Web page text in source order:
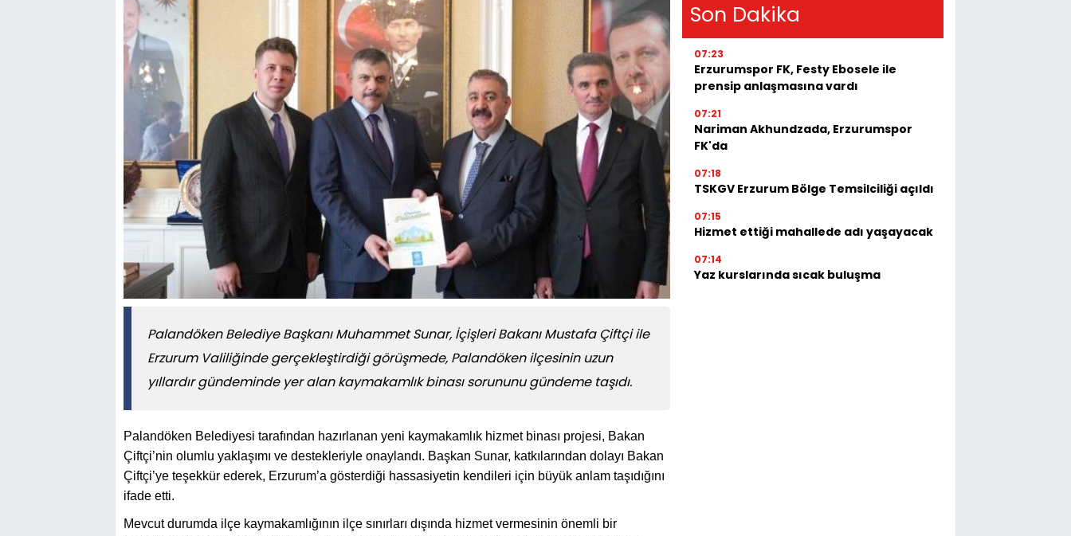
Palandöken Belediye Başkanı Muhammet Sunar, İçişleri Bakanı Mustafa Çiftçi ile
Erzurum Valiliğinde gerçekleştirdiği görüşmede, Palandöken ilçesinin uzun
yıllardır gündeminde yer alan kaymakamlık binası sorununu gündeme taşıdı.
Palandöken Belediyesi tarafından hazırlanan yeni kaymakamlık hizmet binası projesi, Bakan
Çiftçi’nin olumlu yaklaşımı ve destekleriyle onaylandı. Başkan Sunar, katkılarından dolayı Bakan
Çiftçi’ye teşekkür ederek, Erzurum’a gösterdiği hassasiyetin kendileri için büyük anlam taşıdığını
ifade etti.
Mevcut durumda ilçe kaymakamlığının ilçe sınırları dışında hizmet vermesinin önemli bir
Son Dakika
07:23
Erzurumspor FK, Festy Ebosele ile
prensip anlaşmasına vardı
07:21
Nariman Akhundzada, Erzurumspor
FK'da
07:18
TSKGV Erzurum Bölge Temsilciliği açıldı
07:15
Hizmet ettiği mahallede adı yaşayacak
07:14
Yaz kurslarında sıcak buluşma